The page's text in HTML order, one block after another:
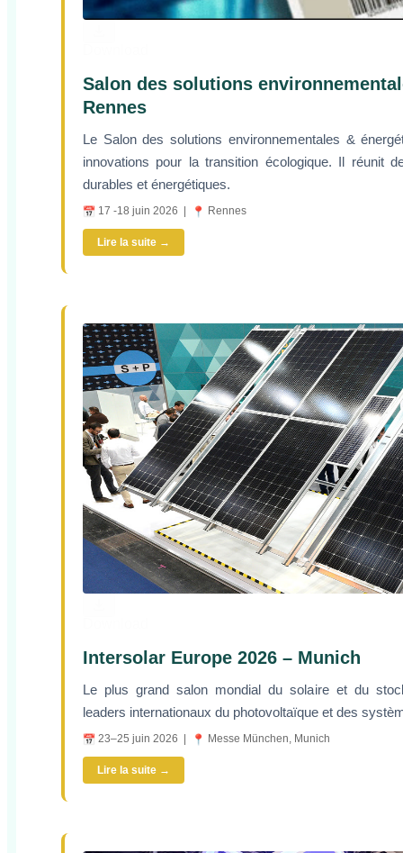
Salon des solutions
Rennes
Le Salon des solutions environnementales &
innovations pour la transition écologique. Il réunit
durables et énergétiques.
17 -18 juin 2026 | Rennes
Lire la suite →
Intersolar Europe 2026 – Munich
Le plus grand salon mondial du solaire et du
leaders internationaux du photovoltaïque et des
23–25 juin 2026 | Messe München, Munich
Lire la suite →